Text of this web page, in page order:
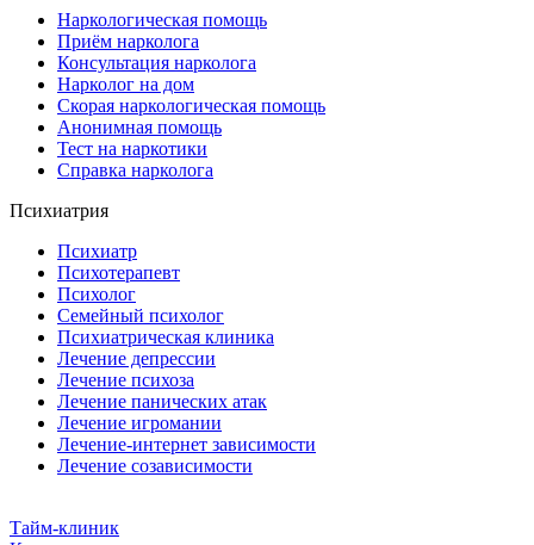
Наркологическая помощь
Приём нарколога
Консультация нарколога
Нарколог на дом
Скорая наркологическая помощь
Анонимная помощь
Тест на наркотики
Справка нарколога
Психиатрия
Психиатр
Психотерапевт
Психолог
Семейный психолог
Психиатрическая клиника
Лечение депрессии
Лечение психоза
Лечение панических атак
Лечение игромании
Лечение-интернет зависимости
Лечение созависимости
Тайм-клиник